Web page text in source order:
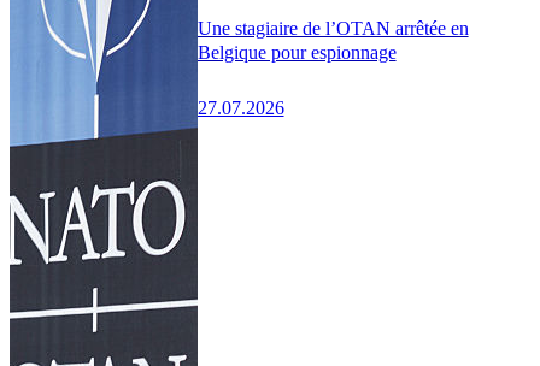
Une stagiaire de l’OTAN arrêtée en
Belgique pour espionnage
27.07.2026